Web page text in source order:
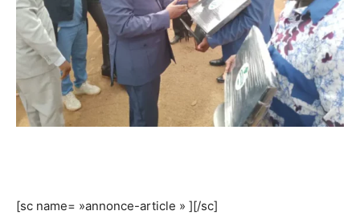
[sc name= »annonce-article » ][/sc]